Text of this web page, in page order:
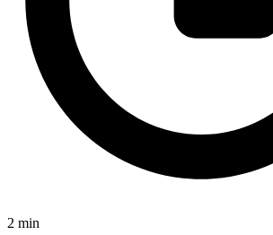
2 min